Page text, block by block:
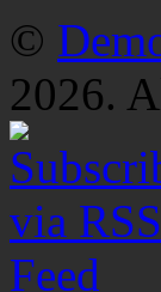
©
2026.